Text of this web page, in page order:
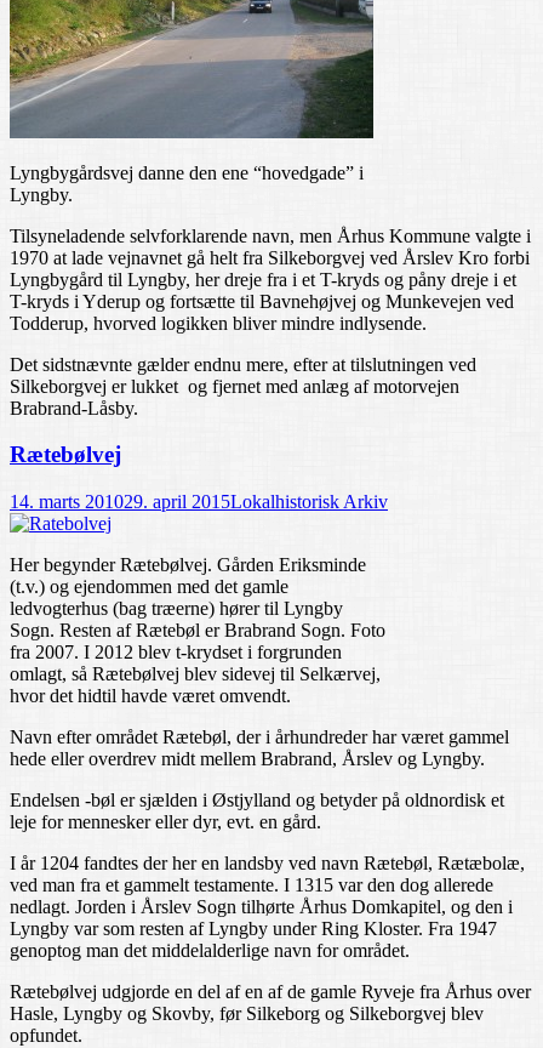
Lyngbygårdsvej danne den ene “hovedgade” i
Lyngby.
Tilsyneladende selvforklarende navn, men Århus Kommune valgte i
1970 at lade vejnavnet gå helt fra Silkeborgvej ved Årslev Kro forbi
Lyngbygård til Lyngby, her dreje fra i et T-kryds og påny dreje i et
T-kryds i Yderup og fortsætte til Bavnehøjvej og Munkevejen ved
Todderup, hvorved logikken bliver mindre indlysende.
Det sidstnævnte gælder endnu mere, efter at tilslutningen ved
Silkeborgvej er lukket og fjernet med anlæg af motorvejen
Brabrand-Låsby.
Rætebølvej
14. marts 201029. april 2015Lokalhistorisk Arkiv
Her begynder Rætebølvej. Gården Eriksminde
(t.v.) og ejendommen med det gamle
ledvogterhus (bag træerne) hører til Lyngby
Sogn. Resten af Rætebøl er Brabrand Sogn. Foto
fra 2007. I 2012 blev t-krydset i forgrunden
omlagt, så Rætebølvej blev sidevej til Selkærvej,
hvor det hidtil havde været omvendt.
Navn efter området Rætebøl, der i århundreder har været gammel
hede eller overdrev midt mellem Brabrand, Årslev og Lyngby.
Endelsen -bøl er sjælden i Østjylland og betyder på oldnordisk et
leje for mennesker eller dyr, evt. en gård.
I år 1204 fandtes der her en landsby ved navn Rætebøl, Rætæbolæ,
ved man fra et gammelt testamente. I 1315 var den dog allerede
nedlagt. Jorden i Årslev Sogn tilhørte Århus Domkapitel, og den i
Lyngby var som resten af Lyngby under Ring Kloster. Fra 1947
genoptog man det middelalderlige navn for området.
Rætebølvej udgjorde en del af en af de gamle Ryveje fra Århus over
Hasle, Lyngby og Skovby, før Silkeborg og Silkeborgvej blev
opfundet.